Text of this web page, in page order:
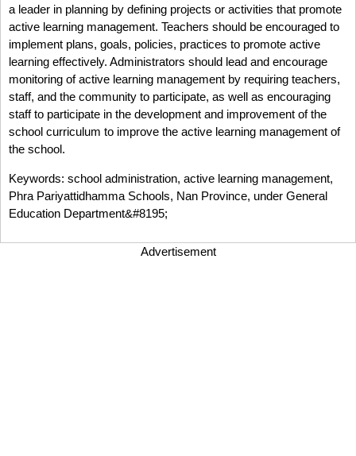
a leader in planning by defining projects or activities that promote
active learning management. Teachers should be encouraged to
implement plans, goals, policies, practices to promote active
learning effectively. Administrators should lead and encourage
monitoring of active learning management by requiring teachers,
staff, and the community to participate, as well as encouraging
staff to participate in the development and improvement of the
school curriculum to improve the active learning management of
the school.
Keywords: school administration, active learning management,
Phra Pariyattidhamma Schools, Nan Province, under General
Education Department&#8195;
Advertisement